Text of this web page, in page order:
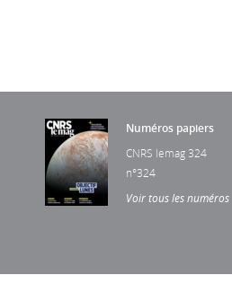
Numéros papiers
CNRS lemag 324
n°324
Voir tous les numéros